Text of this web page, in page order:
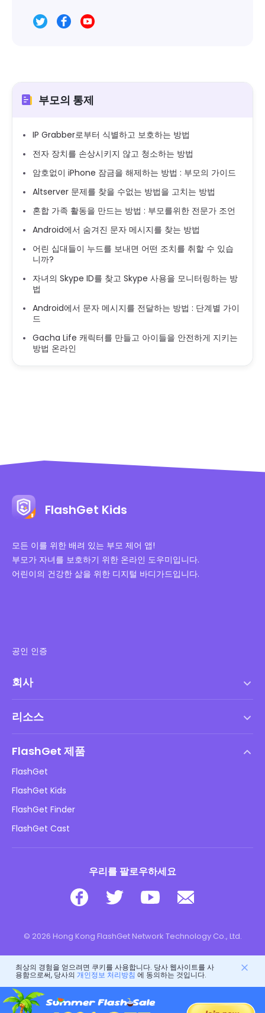
부모의 통제
IP Grabber로부터 식별하고 보호하는 방법
전자 장치를 손상시키지 않고 청소하는 방법
암호없이 iPhone 잠금을 해제하는 방법 : 부모의 가이드
Altserver 문제를 찾을 수없는 방법을 고치는 방법
혼합 가족 활동을 만드는 방법 : 부모를위한 전문가 조언
Android에서 숨겨진 문자 메시지를 찾는 방법
어린 십대들이 누드를 보내면 어떤 조치를 취할 수 있습
니까?
자녀의 Skype ID를 찾고 Skype 사용을 모니터링하는 방
법
Android에서 문자 메시지를 전달하는 방법 : 단계별 가이
드
Gacha Life 캐릭터를 만들고 아이들을 안전하게 지키는
방법 온라인
FlashGet Kids
모든 이를 위한 배려 있는 부모 제어 앱!
부모가 자녀를 보호하기 위한 온라인 도우미입니다.
어린이의 건강한 삶을 위한 디지털 바디가드입니다.
공인 인증
회사
DMCA 정책
개인정보 처리방침
광고 정책
내 정보를 판매하지 마십시오
리소스
아동 온라인 안전
다운로드
FlashGet 제품
FlashGet
FlashGet Kids
FlashGet Finder
FlashGet Cast
우리를 팔로우하세요
© 2026 Hong Kong FlashGet Network Technology Co., Ltd.
최상의 경험을 얻으려면 쿠키를 사용합니다. 당사 웹사이트를 사
용함으로써, 당사의 개인정보 처리방침 에 동의하는 것입니다.